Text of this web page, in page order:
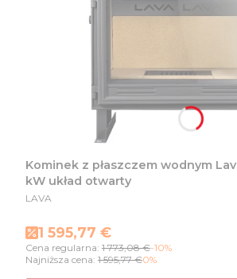
Kominek z płaszczem wodnym
kW układ otwarty
PRODUCENT
LAVA
Cena promocyjna
1 595,77 €
Cena regularna: 1 773,08 €-10%
Najniższa cena: 1 595,77 €0%